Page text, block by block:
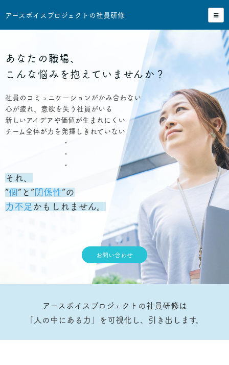
アースボイスプロジェクトの社員研修
あなたの職場、
こんな悩みを抱えていませんか？
社員のコミュニケーションがかみ合わない
心が疲れ、意欲を失う社員がいる
新しいアイデアや価値が生まれにくい
チーム全体が力を発揮しきれていない
・
・
・
それ、
“個”と“関係性”の
力不足 かもしれません。
お問い合わせ
アースボイスプロジェクトの社員研修は
「人の中にある力」を可視化し、引き出します。